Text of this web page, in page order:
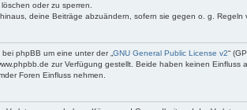
oder zu sperren.
deine Beiträge abzuändern, sofern sie gegen o. g.
phpBB um eine unter der „ GNU General Public License v2“
zur Verfügung gestellt. Beide haben keinen
Foren Einfluss nehmen.